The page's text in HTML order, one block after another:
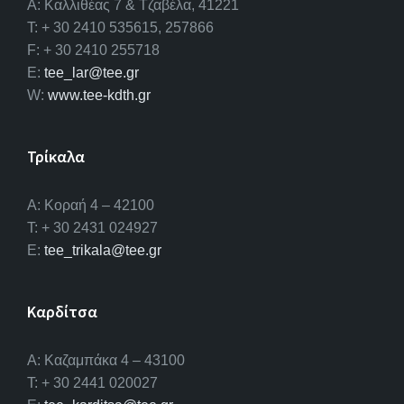
A: Καλλιθέας 7 & Τζαβέλα, 41221
T: + 30 2410 535615, 257866
F: + 30 2410 255718
E: tee_lar@tee.gr
W: www.tee-kdth.gr
Τρίκαλα
Α: Κοραή 4 – 42100
T: + 30 2431 024927
E: tee_trikala@tee.gr
Καρδίτσα
Α: Καζαμπάκα 4 – 43100
T: + 30 2441 020027